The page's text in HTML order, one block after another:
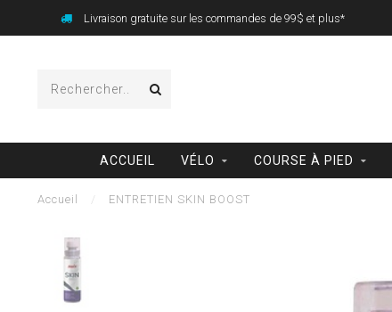
Livraison gratuite sur les commandes de 99$ et plus*
ACCUEIL VÉLO COURSE À PIED
Accueil ENTRETIEN SKIN BOOST